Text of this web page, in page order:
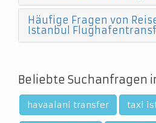
Häufige Fragen von
Istanbul
Beliebte Suchanfragen
havaalani transfer taxi